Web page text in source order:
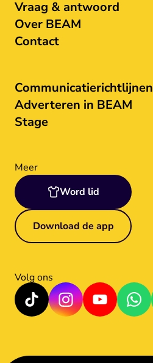
Vraag & antwoord
Over BEAM
Contact
Communicatierichtlijnen
Adverteren in BEAM
Stage
Meer
Word lid
Download de app
Volg ons